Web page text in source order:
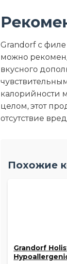
Grandorf с
можно
вкусного
калорийности
целом, этот
отсутствие
Похожие
Grandorf